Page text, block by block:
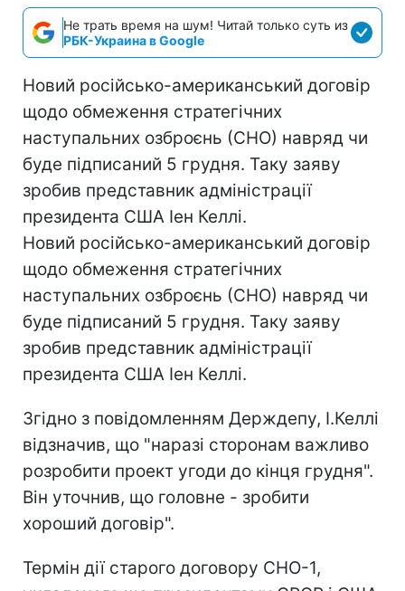
Не трать время на шум! Читай только суть из
РБК-Украина в Google
Новий російсько-американський договір
щодо обмеження стратегічних
наступальних озброєнь (СНО) навряд чи
буде підписаний 5 грудня. Таку заяву
зробив представник адміністрації
президента США Іен Келлі.
Новий російсько-американський договір
щодо обмеження стратегічних
наступальних озброєнь (СНО) навряд чи
буде підписаний 5 грудня. Таку заяву
зробив представник адміністрації
президента США Іен Келлі.
Згідно з повідомленням Держдепу, І.Келлі
відзначив, що "наразі сторонам важливо
розробити проект угоди до кінця грудня".
Він уточнив, що головне - зробити
хороший договір".
Термін дії старого договору СНО-1,